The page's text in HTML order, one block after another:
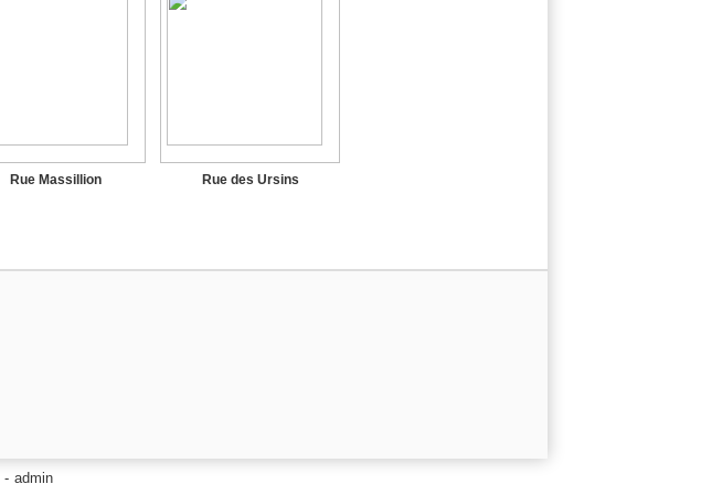
Rue Massillion Rue des Ursins
- admin